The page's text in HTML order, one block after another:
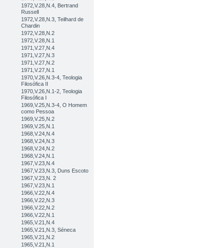
1972,V.28,N.4, Bertrand
Russell
1972,V.28,N.3, Teilhard de
Chardin
1972,V.28,N.2
1972,V.28,N.1
1971,V.27,N.4
1971,V.27,N.3
1971,V.27,N.2
1971,V.27,N.1
1970,V.26,N.3-4, Teologia
Filosófica II
1970,V.26,N.1-2, Teologia
Filosófica I
1969,V.25,N.3-4, O Homem
como Pessoa
1969,V.25,N.2
1969,V.25,N.1
1968,V.24,N.4
1968,V.24,N.3
1968,V.24,N.2
1968,V.24,N.1
1967,V.23,N.4
1967,V.23,N.3, Duns Escoto
1967,V.23,N. 2
1967,V.23,N.1
1966,V.22,N.4
1966,V.22,N.3
1966,V.22,N.2
1966,V.22,N.1
1965,V.21,N.4
1965,V.21,N.3, Séneca
1965,V.21,N.2
1965,V.21,N.1